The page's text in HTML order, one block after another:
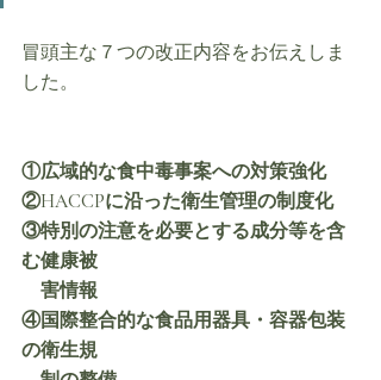
冒頭主な７つの改正内容をお伝えしま
した。
①広域的な食中毒事案への対策強化
②HACCPに沿った衛生管理の制度化
③特別の注意を必要とする成分等を含
む健康被
害情報
④国際整合的な食品用器具・容器包装
の衛生規